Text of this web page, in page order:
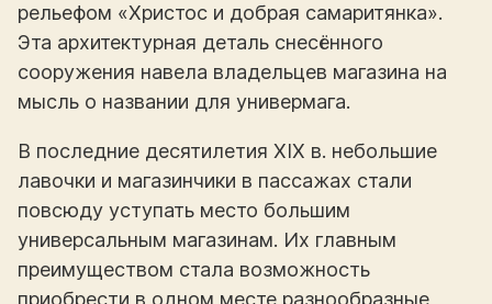
рельефом «Христос и добрая самаритянка».
Эта архитектурная деталь снесённого
сооружения навела владельцев магазина на
мысль о названии для универмага.
В последние десятилетия XIX в. небольшие
лавочки и магазинчики в пассажах стали
повсюду уступать место большим
универсальным магазинам. Их главным
преимуществом стала возможность
приобрести в одном месте разнообразные